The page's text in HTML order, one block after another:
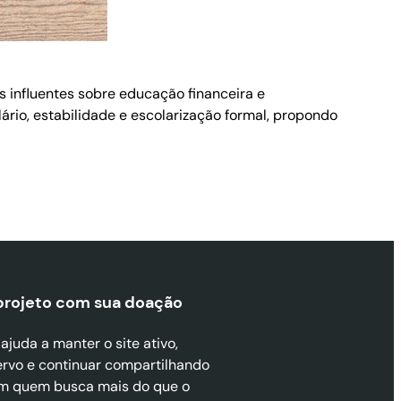
influentes sobre educação financeira e
estabilidade e escolarização formal, propondo
com sua doação
a manter o site ativo,
e continuar compartilhando
quem busca mais do que o